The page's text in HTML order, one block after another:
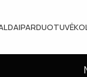
PARDUOTUVĖ